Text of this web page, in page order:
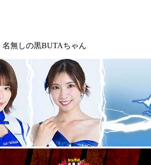
名無しの黒BUTAちゃん